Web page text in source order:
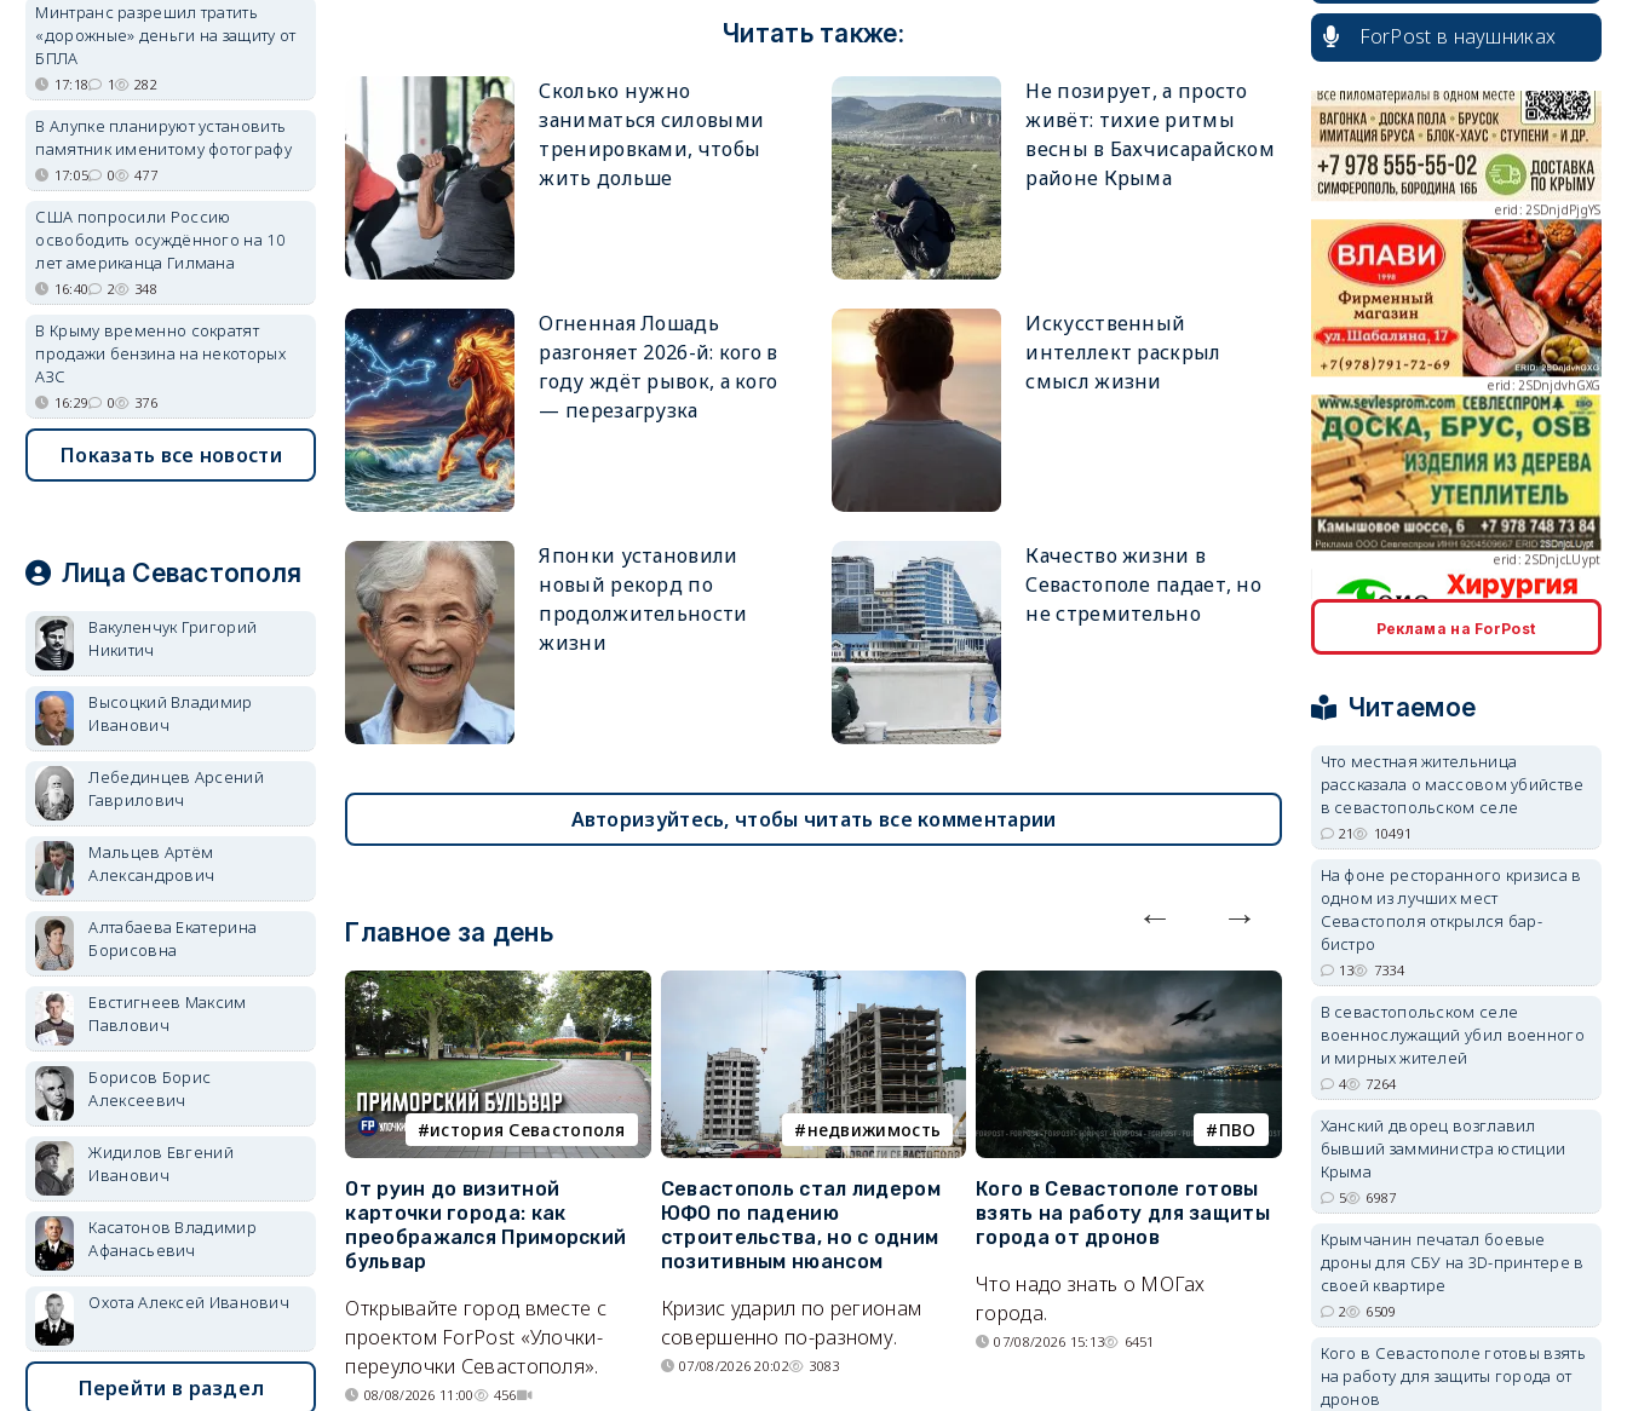
Читать также:
Сколько нужно
заниматься силовыми
тренировками, чтобы
жить дольше
Не позирует, а просто
живёт: тихие ритмы
весны в Бахчисарайском
районе Крыма
Огненная Лошадь
разгоняет 2026-й: кого в
году ждёт рывок, а кого
— перезагрузка
Искусственный
интеллект раскрыл
смысл жизни
Японки установили
новый рекорд по
продолжительности
жизни
Качество жизни в
Севастополе падает, но
не стремительно
Авторизуйтесь, чтобы читать все комментарии
Главное за день
история Севастополя
От руин до визитной
карточки города: как
преображался Приморский
бульвар
Открывайте город вместе с
проектом ForPost «Улочки-
переулочки Севастополя».
08/08/2026 11:00 456
недвижимость
Севастополь стал лидером
ЮФО по падению
строительства, но с одним
позитивным нюансом
Кризис ударил по регионам
совершенно по-разному.
07/08/2026 20:02 3083
ПВО
Кого в Севастополе готовы
взять на работу для защиты
города от дронов
Что надо знать о МОГах
города.
07/08/2026 15:13 6451
катера
Украинский БЭК выгнал
отдыхающих с пляжей Ялты
Людей эвакуируют с
набережной крымского
курорта, проводится
разминирование.
07/08/2026 14:15 5278
Минтранс разрешил тратить
«дорожные» деньги на защиту от
БПЛА
17:18 1 282
В Алупке планируют установить
памятник именитому фотографу
17:05 0 477
США попросили Россию
освободить осуждённого на 10
лет американца Гилмана
16:40 2 348
В Крыму временно сократят
продажи бензина на некоторых
АЗС
16:29 0 376
Показать все новости
Лица Севастополя
Вакуленчук Григорий
Никитич
Высоцкий Владимир
Иванович
Лебединцев Арсений
Гаврилович
Мальцев Артём
Александрович
Алтабаева Екатерина
Борисовна
Евстигнеев Максим
Павлович
Борисов Борис
Алексеевич
Жидилов Евгений
Иванович
Касатонов Владимир
Афанасьевич
Охота Алексей Иванович
Перейти в раздел
ForPost в наушниках
erid: 2SDnjdPjgYS
erid: 2SDnjdvhGXG
erid: 2SDnjcLUypt
erid: 2SDnjdvhGXG
Реклама на ForPost
Читаемое
Что местная жительница
рассказала о массовом убийстве
в севастопольском селе
21 10491
На фоне ресторанного кризиса в
одном из лучших мест
Севастополя открылся бар-
бистро
13 7334
В севастопольском селе
военнослужащий убил военного
и мирных жителей
4 7264
Ханский дворец возглавил
бывший замминистра юстиции
Крыма
5 6987
Крымчанин печатал боевые
дроны для СБУ на 3D-принтере в
своей квартире
2 6509
Кого в Севастополе готовы взять
на работу для защиты города от
дронов